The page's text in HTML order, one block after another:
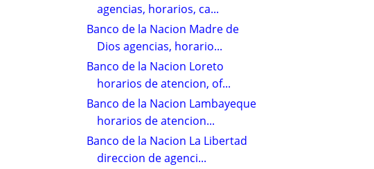
agencias, horarios, ca...
Banco de la Nacion Madre de
Dios agencias, horario...
Banco de la Nacion Loreto
horarios de atencion, of...
Banco de la Nacion Lambayeque
horarios de atencion...
Banco de la Nacion La Libertad
direccion de agenci...